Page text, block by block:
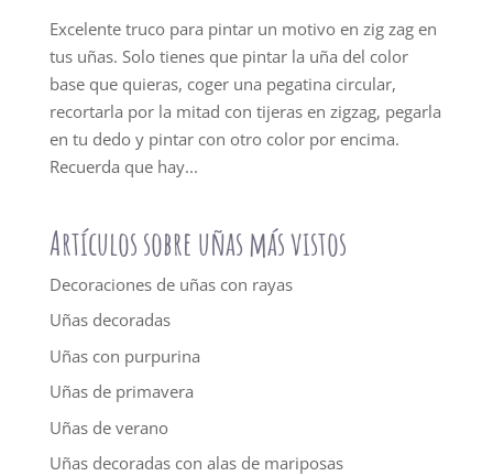
Excelente truco para pintar un motivo en zig zag en
tus uñas. Solo tienes que pintar la uña del color
base que quieras, coger una pegatina circular,
recortarla por la mitad con tijeras en zigzag, pegarla
en tu dedo y pintar con otro color por encima.
Recuerda que hay...
Artículos sobre uñas más vistos
Decoraciones de uñas con rayas
Uñas decoradas
Uñas con purpurina
Uñas de primavera
Uñas de verano
Uñas decoradas con alas de mariposas